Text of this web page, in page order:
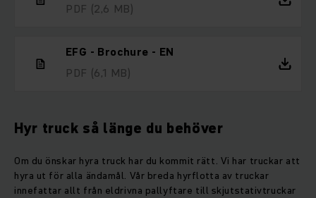
PDF (2,6 MB)
EFG - Brochure - EN
PDF (6,1 MB)
Hyr truck så länge du behöver
Om du önskar hyra truck har du kommit rätt. Vi har truckar att
hyra ut för alla ändamål. Vår breda hyrflotta av truckar
innefattar allt från eldrivna pallyftare till skjutstativtruckar